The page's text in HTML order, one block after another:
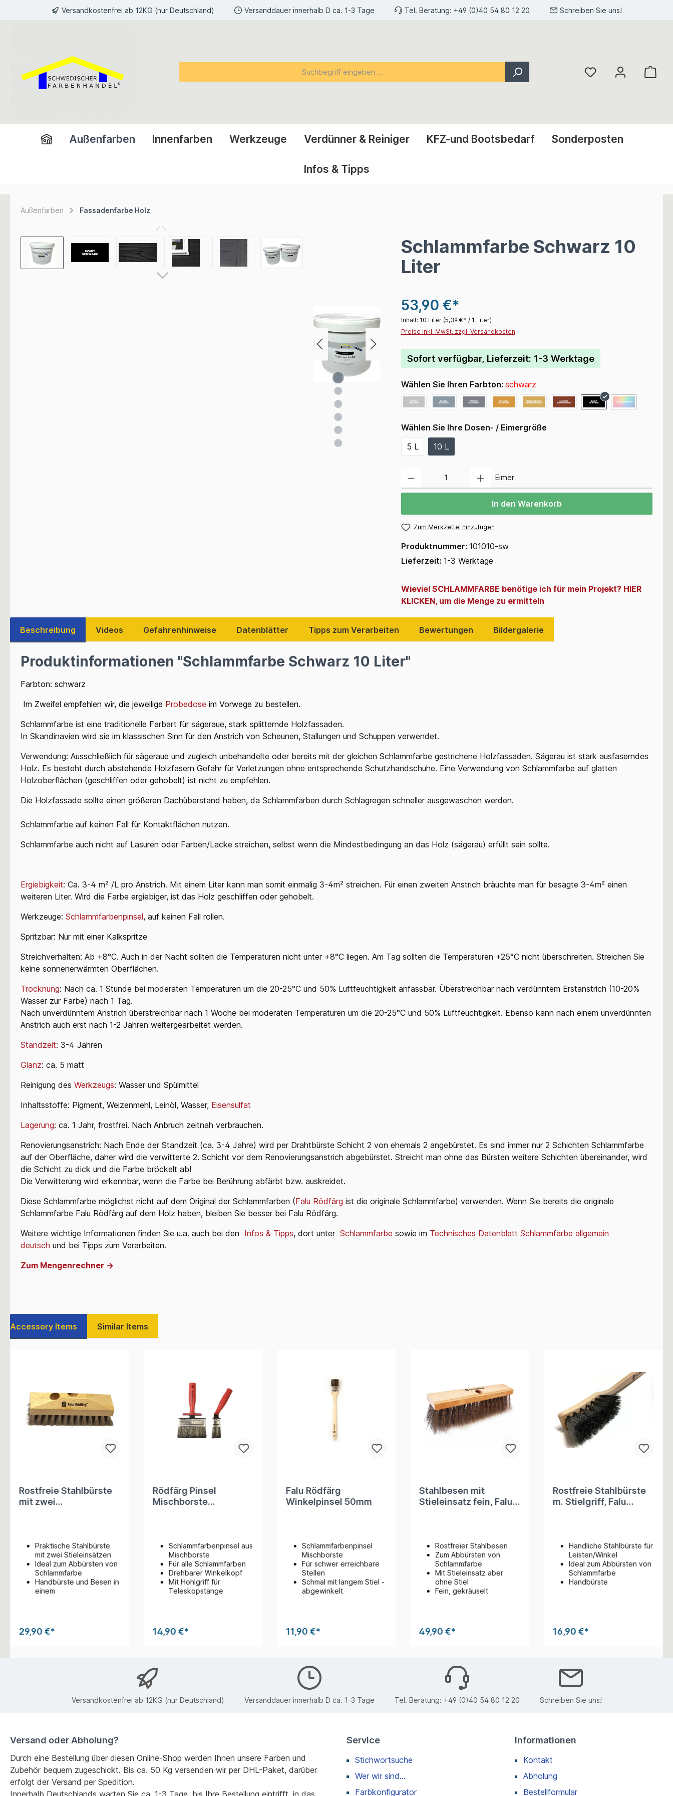
springen Versandkostenfrei ab 12KG (nur Deutschland) Versanddauer innerhalb D ca. 1-3 Tage Tel. Beratung: +49 (0)40 54 80 12 20 Schreiben Sie uns!
Außenfarben Innenfarben Werkzeuge Verdünner & Reiniger KFZ-und Bootsbedarf Sonderposten
Infos & Tipps
Außenfarben Fassadenfarbe Holz
Schlammfarbe Schwarz 10
Liter
53,90 €*
Inhalt: 10 Liter (5,39 €* / 1 Liter)
Preise inkl. MwSt. zzgl. Versandkosten
Sofort verfügbar, Lieferzeit: 1-3 Werktage
Wählen Sie Ihren Farbton: schwarz
Wählen Sie Ihre Dosen- / Eimergröße
5 L
10 L
Eimer
In den Warenkorb
Zum Merkzettel hinzufügen
Produktnummer: 101010-sw
Lieferzeit: 1-3 Werktage
Wieviel SCHLAMMFARBE benötige ich für mein Projekt? HIER
KLICKEN, um die Menge zu ermitteln
Beschreibung Videos Gefahrenhinweise Datenblätter Tipps zum Verarbeiten Bewertungen Bildergalerie
Produktinformationen "Schlammfarbe Schwarz 10 Liter"
Farbton: schwarz
Im Zweifel empfehlen wir, die jeweilige Probedose im Vorwege zu bestellen.
Schlammfarbe ist eine traditionelle Farbart für sägeraue, stark splitternde Holzfassaden.
In Skandinavien wird sie im klassischen Sinn für den Anstrich von Scheunen, Stallungen und Schuppen verwendet.
Verwendung: Ausschließlich für sägeraue und zugleich unbehandelte oder bereits mit der gleichen Schlammfarbe gestrichene Holzfassaden. Sägerau ist stark ausfaserndes
Holz. Es besteht durch abstehende Holzfasern Gefahr für Verletzungen ohne entsprechende Schutzhandschuhe. Eine Verwendung von Schlammfarbe auf glatten
Holzoberflächen (geschliffen oder gehobelt) ist nicht zu empfehlen.
Die Holzfassade sollte einen größeren Dachüberstand haben, da Schlammfarben durch Schlagregen schneller ausgewaschen werden.
Schlammfarbe auf keinen Fall für Kontaktflächen nutzen.
Schlammfarbe auch nicht auf Lasuren oder Farben/Lacke streichen, selbst wenn die Mindestbedingung an das Holz (sägerau) erfüllt sein sollte.
Ergiebigkeit: Ca. 3-4 m² /L pro Anstrich. Mit einem Liter kann man somit einmalig 3-4m² streichen. Für einen zweiten Anstrich bräuchte man für besagte 3-4m² einen
weiteren Liter. Wird die Farbe ergiebiger, ist das Holz geschliffen oder gehobelt.
Werkzeuge: Schlammfarbenpinsel, auf keinen Fall rollen.
Spritzbar: Nur mit einer Kalkspritze
Streichverhalten: Ab +8°C. Auch in der Nacht sollten die Temperaturen nicht unter +8°C liegen. Am Tag sollten die Temperaturen +25°C nicht überschreiten. Streichen Sie
keine sonnenerwärmten Oberflächen.
Trocknung: Nach ca. 1 Stunde bei moderaten Temperaturen um die 20-25°C und 50% Luftfeuchtigkeit anfassbar. Überstreichbar nach verdünntem Erstanstrich (10-20%
Wasser zur Farbe) nach 1 Tag.
Nach unverdünntem Anstrich überstreichbar nach 1 Woche bei moderaten Temperaturen um die 20-25°C und 50% Luftfeuchtigkeit. Ebenso kann nach einem unverdünnten
Anstrich auch erst nach 1-2 Jahren weitergearbeitet werden.
Standzeit: 3-4 Jahren
Glanz: ca. 5 matt
Reinigung des Werkzeugs: Wasser und Spülmittel
Inhaltsstoffe: Pigment, Weizenmehl, Leinöl, Wasser, Eisensulfat
Lagerung: ca. 1 Jahr, frostfrei. Nach Anbruch zeitnah verbrauchen.
Renovierungsanstrich: Nach Ende der Standzeit (ca. 3-4 Jahre) wird per Drahtbürste Schicht 2 von ehemals 2 angebürstet. Es sind immer nur 2 Schichten Schlammfarbe
auf der Oberfläche, daher wird die verwitterte 2. Schicht vor dem Renovierungsanstrich abgebürstet. Streicht man ohne das Bürsten weitere Schichten übereinander, wird
die Schicht zu dick und die Farbe bröckelt ab!
Die Verwitterung wird erkennbar, wenn die Farbe bei Berührung abfärbt bzw. auskreidet.
Diese Schlammfarbe möglichst nicht auf dem Original der Schlammfarben (Falu Rödfärg ist die originale Schlammfarbe) verwenden. Wenn Sie bereits die originale
Schlammfarbe Falu Rödfärg auf dem Holz haben, bleiben Sie besser bei Falu Rödfärg.
Weitere wichtige Informationen finden Sie u.a. auch bei den Infos & Tipps, dort unter Schlammfarbe sowie im Technisches Datenblatt Schlammfarbe allgemein
deutsch und bei Tipps zum Verarbeiten.
Zum Mengenrechner ->
Accessory Items Similar Items
Rostfreie Stahlbürste
mit zwei
Praktische Stahlbürste
mit zwei Stieleinsätzen
Ideal zum Abbürsten von
Schlammfarbe
Handbürste und Besen in
einem
29,90 €*
Rödfärg Pinsel
Mischborste
Schlammfarbenpinsel aus
Mischborste
Für alle Schlammfarben
Drehbarer Winkelkopf
Mit Hohlgriff für
Teleskopstange
14,90 €*
Falu Rödfärg
Winkelpinsel 50mm
Schlammfarbenpinsel
Mischborste
Für schwer erreichbare
Stellen
Schmal mit langem Stiel -
abgewinkelt
11,90 €*
Stahlbesen mit
Stieleinsatz fein, Falu
Rostfreier Stahlbesen
Zum Abbürsten von
Schlammfarbe
Mit Stieleinsatz aber
ohne Stiel
Fein, gekräuselt
49,90 €*
Rostfreie Stahlbürste
m. Stielgriff, Falu
Handliche Stahlbürste für
Leisten/Winkel
Ideal zum Abbürsten von
Schlammfarbe
Handbürste
16,90 €*
Versandkostenfrei ab 12KG (nur Deutschland) Versanddauer innerhalb D ca. 1-3 Tage Tel. Beratung: +49 (0)40 54 80 12 20 Schreiben Sie uns!
Versand oder Abholung?
Durch eine Bestellung über diesen Online-Shop werden Ihnen unsere Farben und
Zubehör bequem zugeschickt. Bis ca. 50 Kg versenden wir per DHL-Paket, darüber
erfolgt der Versand per Spedition.
Innerhalb Deutschlands warten Sie ca. 1-3 Tage, bis Ihre Bestellung eintrifft, in das
Service
Stichwortsuche
Wer wir sind...
Farbkonfigurator
Informationen
Kontakt
Abholung
Bestellformular